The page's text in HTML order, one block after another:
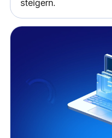
steigern.